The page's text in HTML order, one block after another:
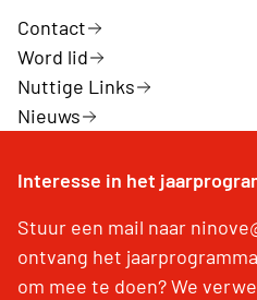
Contact
Word lid
Nuttige Links
Nieuws
Interesse in het
Stuur een mail naar
ontvang het
om mee te doen? We